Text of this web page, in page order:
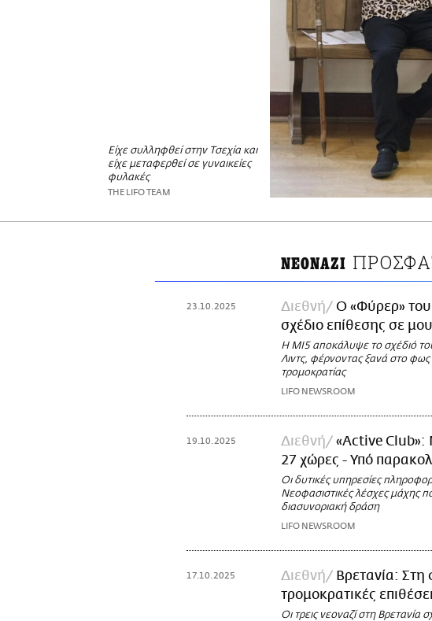
Είχε συλληφθεί στην Τσεχία και
είχε μεταφερθεί σε γυναικείες
φυλακές
THE LIFO TEAM
ΝΕΟΝΑΖΙ
23.10.2025 Διεθνή
Ο «Φύρερ» του
σχέδιο επίθεσης σε
Η MI5 αποκάλυψε το σχέδιό
Λιντς, φέρνοντας ξανά στο
τρομοκρατίας
LIFO NEWSROOM
19.10.2025 Διεθνή
«Active Club»:
27 χώρες - Υπό
Οι δυτικές υπηρεσίες
Νεοφασιστικές λέσχες μάχης
διασυνοριακή δράση
LIFO NEWSROOM
17.10.2025 Διεθνή
Βρετανία: Στη
τρομοκρατικές
Οι τρεις νεοναζί στη Βρετανία